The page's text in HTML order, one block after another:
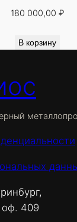
180 000,00 ₽
В корзину
409